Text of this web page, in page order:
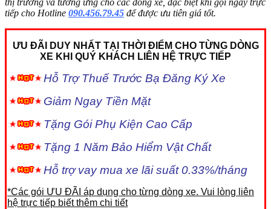
thị trường và tương ứng cho các dòng xe, đặc biệt khi gọi ngay trực
tiếp cho Hotline 090.456.79.45 để được ưu tiên giá tốt.
ƯU ĐÃI DUY NHẤT TẠI THỜI ĐIỂM CHO TỪNG DÒNG
XE KHI QUÝ KHÁCH LIÊN HỆ TRỰC TIẾP
Hỗ Trợ Thuế Trước Bạ Đăng Ký Xe
Giảm Ngay Tiền Mặt
Tặng Gói Phụ Kiện Cao Cấp
Tặng 1 Năm Bảo Hiểm Vật Chất
Hỗ trợ vay mua xe lãi suất 0.33%/tháng
*Các gói ƯU ĐÃI áp dụng cho từng dòng xe. Vui lòng liên
hệ trực tiếp biết thêm chi tiết